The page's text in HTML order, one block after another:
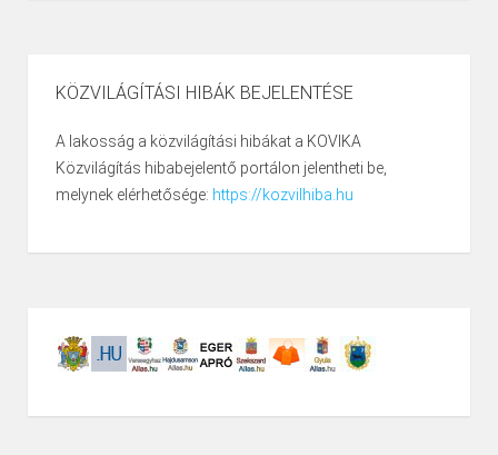
KÖZVILÁGÍTÁSI HIBÁK BEJELENTÉSE
A lakosság a közvilágítási hibákat a KOVIKA
Közvilágítás hibabejelentő portálon jelentheti be,
melynek elérhetősége: https://kozvilhiba.hu